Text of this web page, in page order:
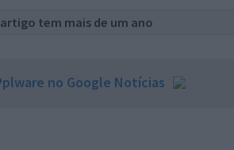
tem mais de um ano
no Google Notícias